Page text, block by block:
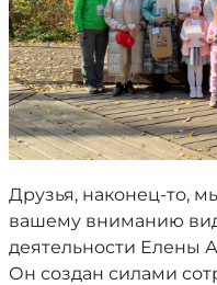
Друзья, наконец-то,
вашему вниманию
деятельности Елены
Он создан силами